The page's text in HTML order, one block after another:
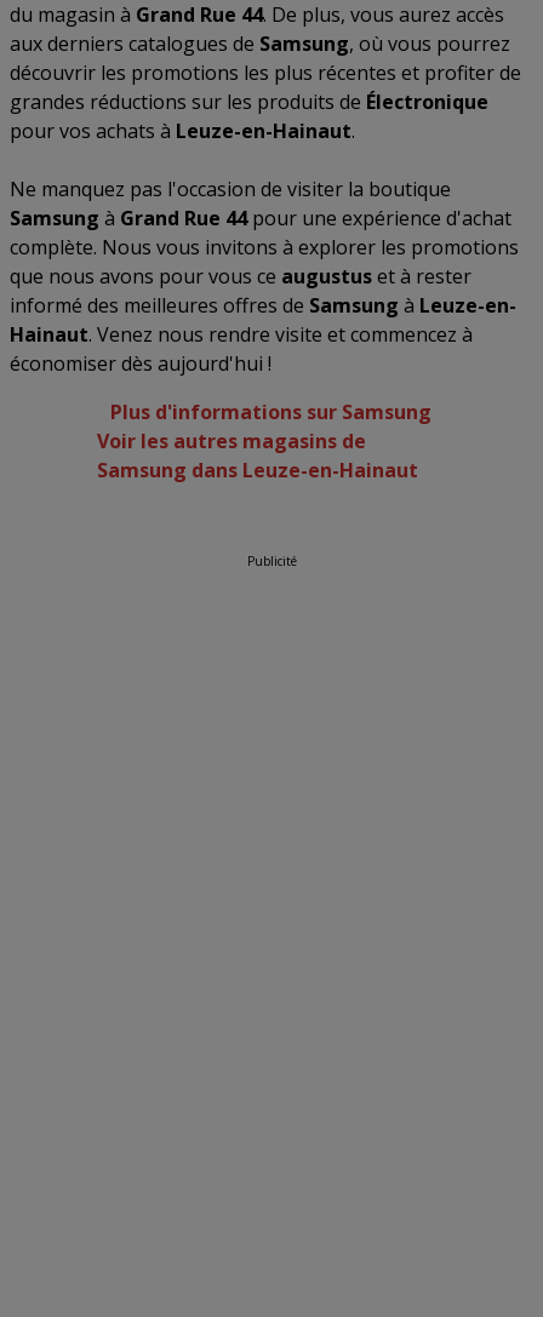
du magasin à Grand Rue 44. De plus, vous aurez accès
aux derniers catalogues de Samsung, où vous pourrez
découvrir les promotions les plus récentes et profiter de
grandes réductions sur les produits de Électronique
pour vos achats à Leuze-en-Hainaut.
Ne manquez pas l'occasion de visiter la boutique
Samsung à Grand Rue 44pour une expérience d'achat
complète. Nous vous invitons à explorer les promotions
que nous avons pour vous ce augustuset à rester
informé des meilleures offres de Samsung à Leuze-en-
Hainaut. Venez nous rendre visite et commencez à
économiser dès aujourd'hui !
Plus d'informations sur Samsung
Voir les autres magasins de
Samsung dans Leuze-en-Hainaut
Publicité